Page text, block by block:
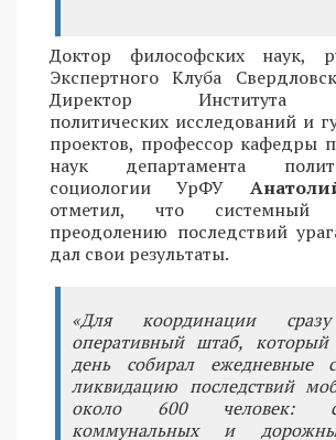
Доктор философских наук,
Экспертного Клуба
Директор Института
политических исследований и
проектов, профессор кафедры
наук департамента
социологии УрФУ
отметил, что
преодолению последствий
дал свои результаты.
«Для координации
оперативный штаб,
день собирал ежедневные
ликвидацию последствий
около 600 человек:
коммунальных и